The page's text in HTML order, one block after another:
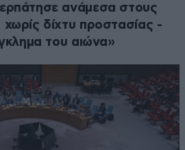
ανάμεσα στους
δίχτυ προστασίας -
του αιώνα»